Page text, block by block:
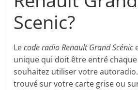
Scenic?
Lecode radio Renault Grand Scénic
unique qui doit être entré
souhaitez utiliser votre
trouvé sur votre carte grise ou